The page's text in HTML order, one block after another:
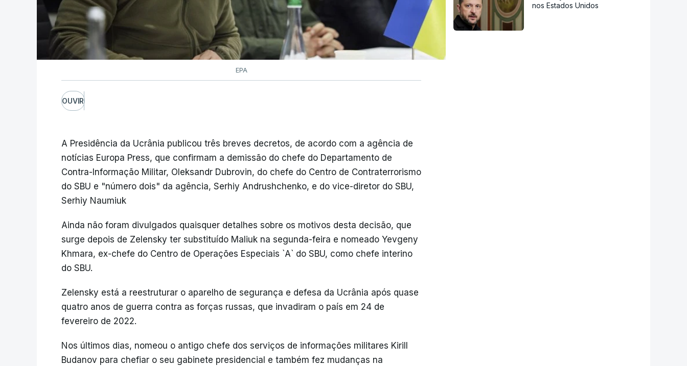
EPA
OUVIR
A Presidência da Ucrânia publicou três breves decretos, de acordo com a agência de
notícias Europa Press, que confirmam a demissão do chefe do Departamento de
Contra-Informação Militar, Oleksandr Dubrovin, do chefe do Centro de Contraterrorismo
do SBU e "número dois" da agência, Serhiy Andrushchenko, e do vice-diretor do SBU,
Serhiy Naumiuk
Ainda não foram divulgados quaisquer detalhes sobre os motivos desta decisão, que
surge depois de Zelensky ter substituído Maliuk na segunda-feira e nomeado Yevgeny
Khmara, ex-chefe do Centro de Operações Especiais `A` do SBU, como chefe interino
do SBU.
Zelensky está a reestruturar o aparelho de segurança e defesa da Ucrânia após quase
quatro anos de guerra contra as forças russas, que invadiram o país em 24 de
fevereiro de 2022.
Nos últimos dias, nomeou o antigo chefe dos serviços de informações militares Kirill
Budanov para chefiar o seu gabinete presidencial e também fez mudanças na
nos Estados Unidos